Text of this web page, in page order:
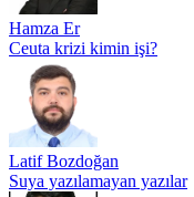
Hamza Er
Ceuta krizi kimin işi?
Latif Bozdoğan
Suya yazılamayan yazılar